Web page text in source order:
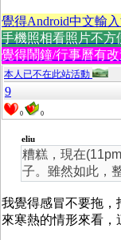
覺得Android中文輸
手機照相看照片不方
覺得鬧鐘/行事曆有
本人已不在此站活動
9
0 0
eliu
糟糕，現在
子。雖然如此，
我覺得感冒不要拖，
來寒熱的情形來看，